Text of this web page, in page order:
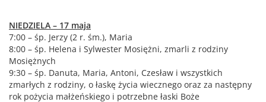
NIEDZIELA – 17 maja
7:00 – śp. Jerzy (2 r. śm.), Maria
8:00 – śp. Helena i Sylwester Mosiężni, zmarli z rodziny
Mosiężnych
9:30 – śp. Danuta, Maria, Antoni, Czesław i wszystkich
zmarłych z rodziny, o łaskę życia wiecznego oraz za następny
rok pożycia małżeńskiego i potrzebne łaski Boże